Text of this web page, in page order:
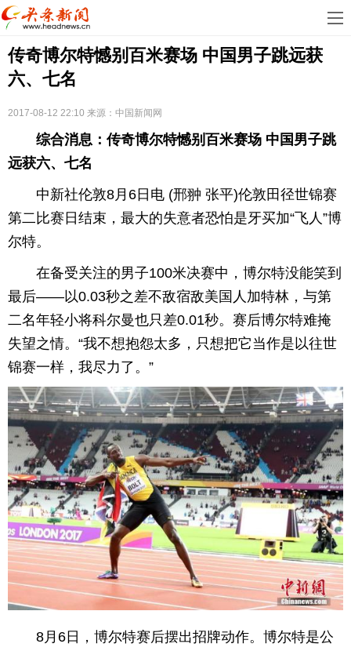
首
页
娱
乐
科
地
汽
活
时
尚
体
儿
旅
游游
戏
快
讯
财
富
文
传奇博尔特憾别百米赛场 中国男子跳远获
六、七名
2017-08-12 22:10 来源：中国新闻网
综合消息：传奇博尔特憾别百米赛场 中国男子跳
远获六、七名
中新社伦敦8月6日电 (邢翀 张平)伦敦田径世锦赛
第二比赛日结束，最大的失意者恐怕是牙买加“飞人”博
尔特。
在备受关注的男子100米决赛中，博尔特没能笑到
最后——以0.03秒之差不敌宿敌美国人加特林，与第
二名年轻小将科尔曼也只差0.01秒。赛后博尔特难掩
失望之情。“我不想抱怨太多，只想把它当作是以往世
锦赛一样，我尽力了。”
8月6日，博尔特赛后摆出招牌动作。博尔特是公